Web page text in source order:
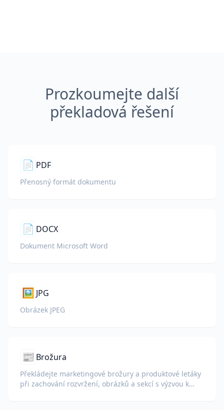
Prozkoumejte další
překladová řešení
📄 PDF
Přenosný formát dokumentu
📄 DOCX
Dokument Microsoft Word
🖼️ JPG
Obrázek JPEG
📰 Brožura
Překládejte marketingové brožury a produktové letáky
při zachování rozvržení, obrázků a sekcí s výzvou k